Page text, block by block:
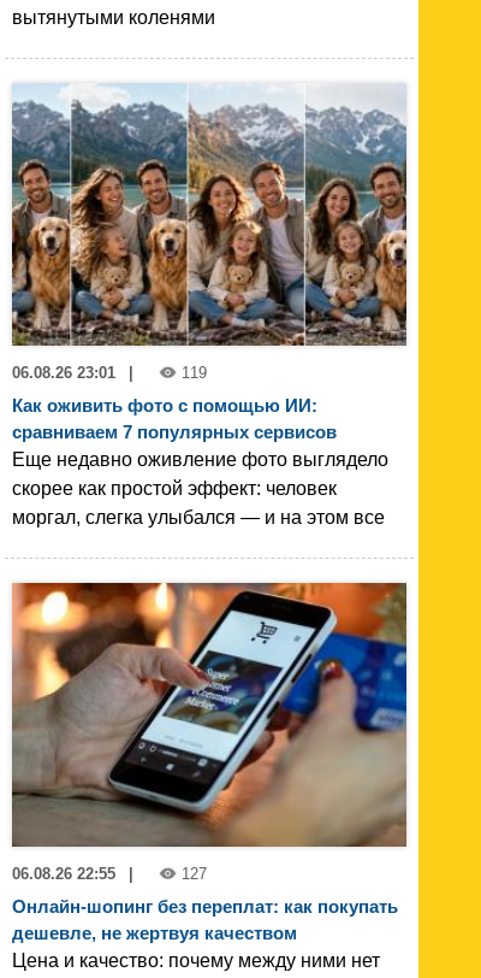
вытянутыми коленями
06.08.26 23:01 119
Как оживить фото с помощью ИИ:
сравниваем 7 популярных сервисов
Еще недавно оживление фото выглядело
скорее как простой эффект: человек
моргал, слегка улыбался — и на этом все
06.08.26 22:55 127
Онлайн-шопинг без переплат: как покупать
дешевле, не жертвуя качеством
Цена и качество: почему между ними нет